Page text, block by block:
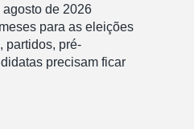
agosto de 2026
para as eleições
partidos, pré-
precisam ficar